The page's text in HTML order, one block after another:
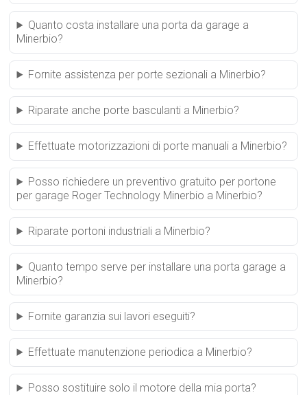
Quanto costa installare una porta da garage a
Minerbio?
Fornite assistenza per porte sezionali a Minerbio?
Riparate anche porte basculanti a Minerbio?
Effettuate motorizzazioni di porte manuali a Minerbio?
Posso richiedere un preventivo gratuito per portone
per garage Roger Technology Minerbio a Minerbio?
Riparate portoni industriali a Minerbio?
Quanto tempo serve per installare una porta garage a
Minerbio?
Fornite garanzia sui lavori eseguiti?
Effettuate manutenzione periodica a Minerbio?
Posso sostituire solo il motore della mia porta?